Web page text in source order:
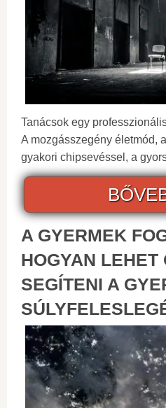
Tanácsok egy
A mozgásszegény életmód,
gyakori chipsevéssel, a
A GYERMEK
HOGYAN LEHET
SEGÍTENI A